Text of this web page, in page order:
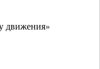
движения»